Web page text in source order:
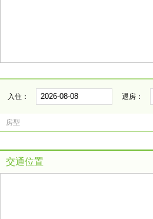
入住： 退房：
房型
交通位置